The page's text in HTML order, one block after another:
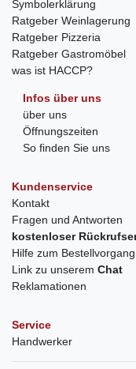
Symbolerklärung
Ratgeber Weinlagerung
Ratgeber Pizzeria
Ratgeber Gastromöbel
was ist HACCP?
Infos über uns
über uns
Öffnungszeiten
So finden Sie uns
Kundenservice
Kontakt
Fragen und Antworten
kostenloser
Hilfe zum Bestellvorgang
Link zu unserem Chat
Reklamationen
Service
Handwerker